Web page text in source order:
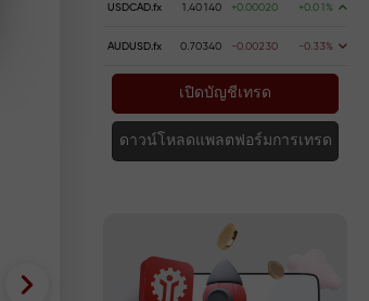
บทวิเคราะห์ Forex ประจำวั
EUR/USD, USD/JPY, GBP/
BTC
USDCAD.fx 1.40140 +0.00020 +0.01%
AUDUSD.fx 0.70340 -0.00230 -0.33%
เปิดบัญชีเทรด
ดาวน์โหลดแพลตฟอร์มการเทรด